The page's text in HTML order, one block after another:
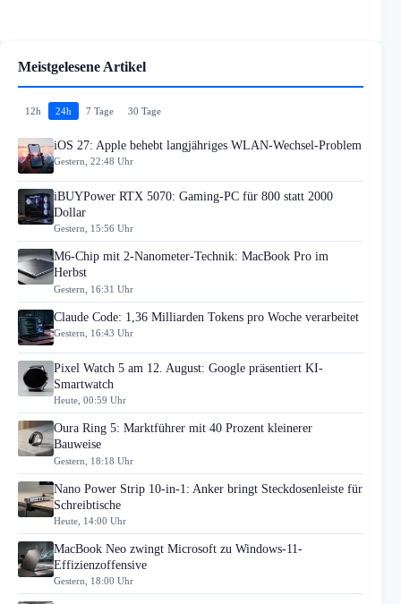
Meistgelesene Artikel
12h 24h 7 Tage 30 Tage
iOS 27: Apple behebt langjähriges WLAN-Wechsel-Problem
Gestern, 22:48 Uhr
iBUYPower RTX 5070: Gaming-PC für 800 statt 2000
Dollar
Gestern, 15:56 Uhr
M6-Chip mit 2-Nanometer-Technik: MacBook Pro im
Herbst
Gestern, 16:31 Uhr
Claude Code: 1,36 Milliarden Tokens pro Woche verarbeitet
Gestern, 16:43 Uhr
Pixel Watch 5 am 12. August: Google präsentiert KI-
Smartwatch
Heute, 00:59 Uhr
Oura Ring 5: Marktführer mit 40 Prozent kleinerer
Bauweise
Gestern, 18:18 Uhr
Nano Power Strip 10-in-1: Anker bringt Steckdosenleiste für
Schreibtische
Heute, 14:00 Uhr
MacBook Neo zwingt Microsoft zu Windows-11-
Effizienzoffensive
Gestern, 18:00 Uhr